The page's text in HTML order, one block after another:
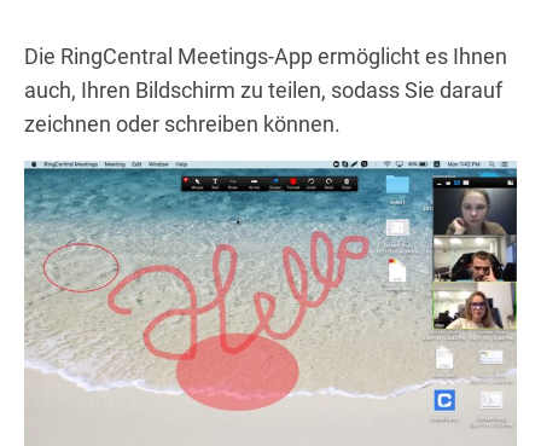
Die RingCentral Meetings-App ermöglicht es Ihnen
auch, Ihren Bildschirm zu teilen, sodass Sie darauf
zeichnen oder schreiben können.